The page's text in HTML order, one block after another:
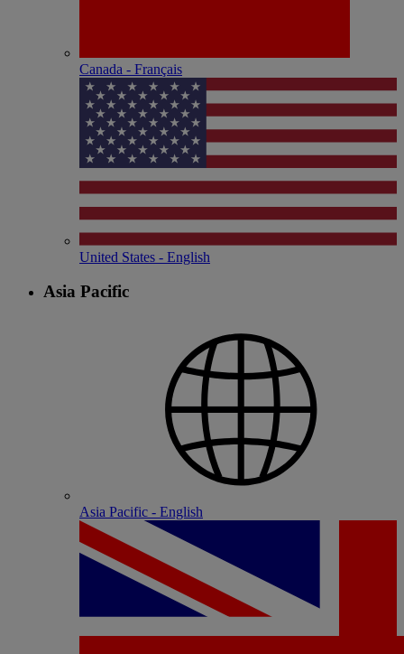
Canada - Français
United States - English
Asia Pacific
Asia Pacific - English